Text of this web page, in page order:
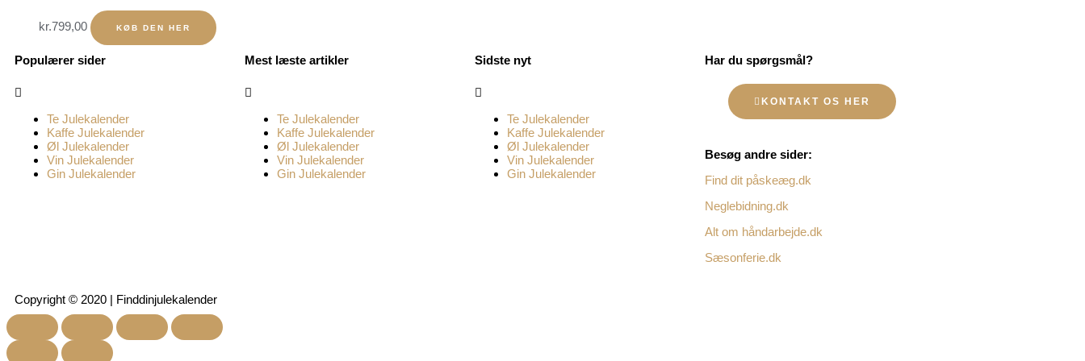
kr.799,00 KØB DEN HER
Populærer sider
Menu
Te Julekalender
Kaffe Julekalender
Øl Julekalender
Vin Julekalender
Gin Julekalender
Mest læste artikler
Menu
Te Julekalender
Kaffe Julekalender
Øl Julekalender
Vin Julekalender
Gin Julekalender
Sidste nyt
Menu
Te Julekalender
Kaffe Julekalender
Øl Julekalender
Vin Julekalender
Gin Julekalender
Har du spørgsmål?
KONTAKT OS HER
Besøg andre sider:
Find dit påskeæg.dk
Neglebidning.dk
Alt om håndarbejde.dk
Sæsonferie.dk
Copyright © 2020 | Finddinjulekalender